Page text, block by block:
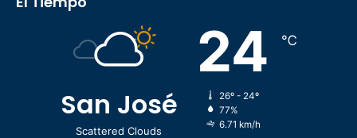
San José
Scattered Clouds
24 ℃
26º - 24º
77%
6.71 km/h